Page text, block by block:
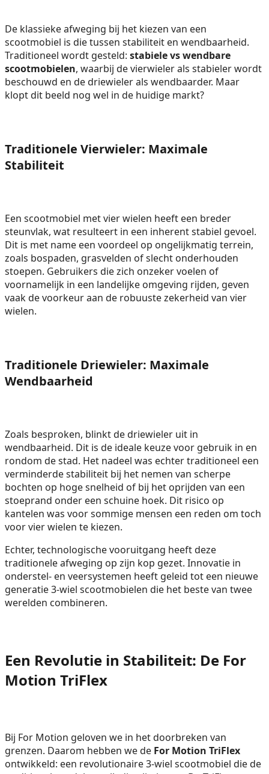
De klassieke afweging bij het kiezen van een
scootmobiel is die tussen stabiliteit en wendbaarheid.
Traditioneel wordt gesteld: stabiele vs wendbare
scootmobielen, waarbij de vierwieler als stabieler wordt
beschouwd en de driewieler als wendbaarder. Maar
klopt dit beeld nog wel in de huidige markt?
Traditionele Vierwieler: Maximale
Stabiliteit
Een scootmobiel met vier wielen heeft een breder
steunvlak, wat resulteert in een inherent stabiel gevoel.
Dit is met name een voordeel op ongelijkmatig terrein,
zoals bospaden, grasvelden of slecht onderhouden
stoepen. Gebruikers die zich onzeker voelen of
voornamelijk in een landelijke omgeving rijden, geven
vaak de voorkeur aan de robuuste zekerheid van vier
wielen.
Traditionele Driewieler: Maximale
Wendbaarheid
Zoals besproken, blinkt de driewieler uit in
wendbaarheid. Dit is de ideale keuze voor gebruik in en
rondom de stad. Het nadeel was echter traditioneel een
verminderde stabiliteit bij het nemen van scherpe
bochten op hoge snelheid of bij het oprijden van een
stoeprand onder een schuine hoek. Dit risico op
kantelen was voor sommige mensen een reden om toch
voor vier wielen te kiezen.
Echter, technologische vooruitgang heeft deze
traditionele afweging op zijn kop gezet. Innovatie in
onderstel- en veersystemen heeft geleid tot een nieuwe
generatie 3-wiel scootmobielen die het beste van twee
werelden combineren.
Een Revolutie in Stabiliteit: De For
Motion TriFlex
Bij For Motion geloven we in het doorbreken van
grenzen. Daarom hebben we de For Motion TriFlex
ontwikkeld: een revolutionaire 3-wiel scootmobiel die de